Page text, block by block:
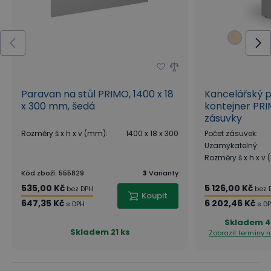
kontinuální práci za počítačem, ale i lepšímu
soustředění, koncentraci a odbourání stresu.
Paravan na stůl PRIMO, 1400 x 18
x 300 mm, šedá
Rozměry š x h x v (mm): 1400 x 18 x 300
Kód zboží: 555829 3 Varianty
535,00 Kč bez DPH
647,35 Kč s DPH
Koupit
Skladem 21 ks
Kancelářský
kontejner
zásuvky
Počet zásuvek:
Uzamykatelný:
Rozměry š x h x v
5 126,00 Kč bez
6 202,46 Kč s
Skladem
Zobrazit termíny